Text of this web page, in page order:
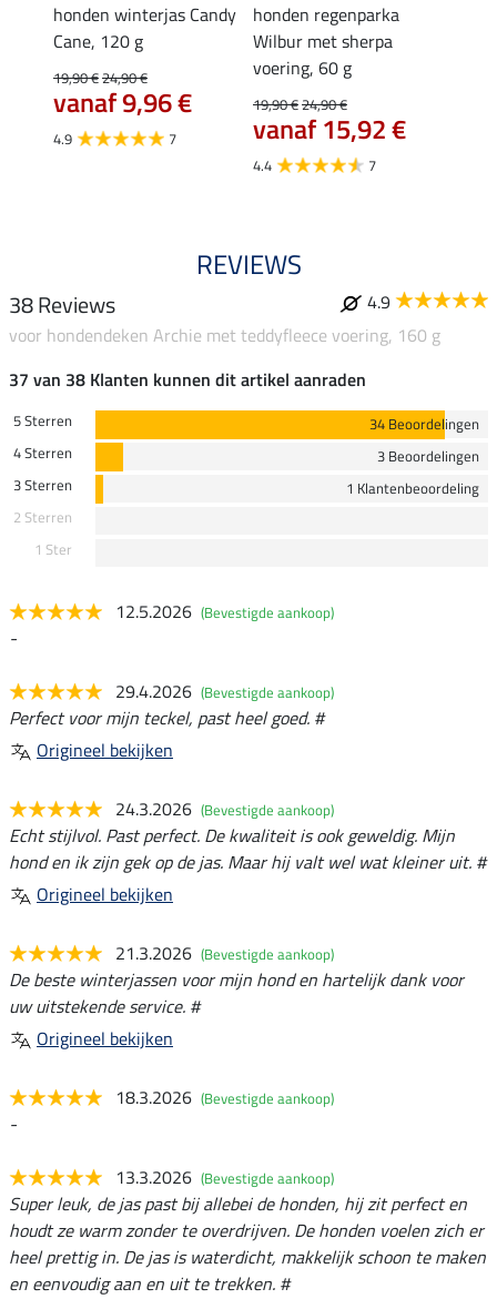
honden winterjas Candy
Cane, 120 g
19,90 €24,90 €
vanaf 9,96 €
4.9 7
honden regenparka
Wilbur met sherpa
voering, 60 g
19,90 €24,90 €
vanaf 15,92 €
4.4 7
REVIEWS
38 Reviews
4.9
voor hondendeken Archie met teddyfleece voering, 160 g
37 van 38 Klanten kunnen dit artikel aanraden
5 Sterren
34 Beoordelingen
4 Sterren
3 Beoordelingen
3 Sterren
1 Klantenbeoordeling
2 Sterren
1 Ster
12.5.2026 (Bevestigde aankoop)
-
29.4.2026 (Bevestigde aankoop)
Perfect voor mijn teckel, past heel goed. #
Origineel bekijken
24.3.2026 (Bevestigde aankoop)
Echt stijlvol. Past perfect. De kwaliteit is ook geweldig. Mijn
hond en ik zijn gek op de jas. Maar hij valt wel wat kleiner uit. #
Origineel bekijken
21.3.2026 (Bevestigde aankoop)
De beste winterjassen voor mijn hond en hartelijk dank voor
uw uitstekende service. #
Origineel bekijken
18.3.2026 (Bevestigde aankoop)
-
13.3.2026 (Bevestigde aankoop)
Super leuk, de jas past bij allebei de honden, hij zit perfect en
houdt ze warm zonder te overdrijven. De honden voelen zich er
heel prettig in. De jas is waterdicht, makkelijk schoon te maken
en eenvoudig aan en uit te trekken. #